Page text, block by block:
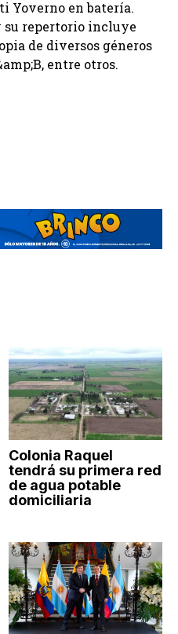
Yoverno en batería.
su repertorio incluye
de diversos géneros
entre otros.
Colonia Raquel
tendrá su primera red
de agua potable
domiciliaria